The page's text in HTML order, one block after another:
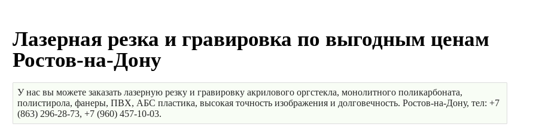
Лазерная резка и гравировка по выгодным ценам
Ростов-на-Дону
У нас вы можете заказать лазерную резку и гравировку акрилового оргстекла, монолитного поликарбоната,
полистирола, фанеры, ПВХ, АБС пластика, высокая точность изображения и долговечность. Ростов-на-Дону, тел: +7
(863) 296-28-73, +7 (960) 457-10-03.